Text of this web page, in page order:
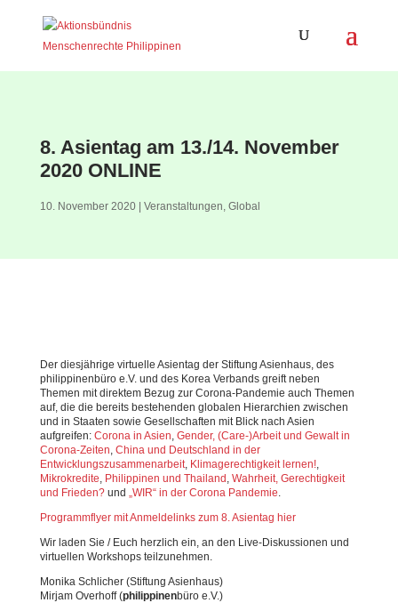
8. Asientag am 13./14. November
2020 ONLINE
10. November 2020| Veranstaltungen, Global
Der diesjährige virtuelle Asientag der Stiftung Asienhaus, des
philippinenbüro e.V. und des Korea Verbands greift neben
Themen mit direktem Bezug zur Corona-Pandemie auch Themen
auf, die die bereits bestehenden globalen Hierarchien zwischen
und in Staaten sowie Gesellschaften mit Blick nach Asien
aufgreifen: Corona in Asien, Gender, (Care-)Arbeit und Gewalt in
Corona-Zeiten, China und Deutschland in der
Entwicklungszusammenarbeit, Klimagerechtigkeit lernen!,
Mikrokredite, Philippinen und Thailand , Wahrheit, Gerechtigkeit
und Frieden?und „WIR“ in der Corona Pandemie.
Programmflyer mit Anmeldelinks zum 8. Asientag hier
Wir laden Sie / Euch herzlich ein, an den Live-Diskussionen und
virtuellen Workshops teilzunehmen.
Monika Schlicher (Stiftung Asienhaus)
Mirjam Overhoff (philippinenbüro e.V.)